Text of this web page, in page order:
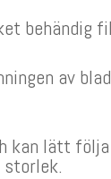
priset
är:
40,00
behändig
av
kan lätt
storlek.